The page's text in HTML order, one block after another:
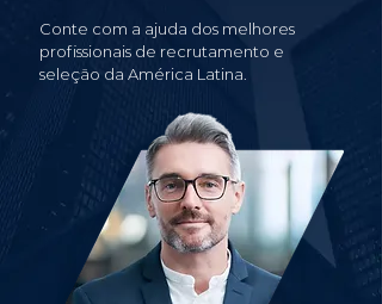
Conte com a ajuda dos melhores
profissionais de recrutamento e
seleção da América Latina.